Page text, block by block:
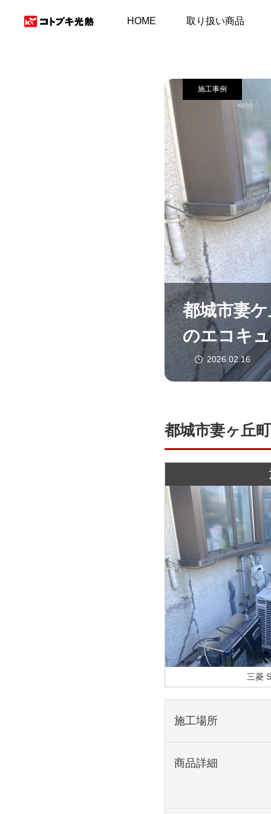
HOME 取り扱い商品
施工事例＆お客様の
都城市妻
のエコキ
2026.02.16
施工事例
都城市妻ヶ丘
三菱
施工場所
商品詳細